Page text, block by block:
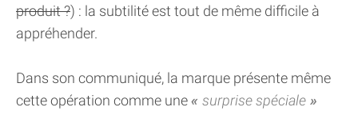
produit ?) : la subtilité est tout de même difficile à
appréhender.
Dans son communiqué, la marque présente même
cette opération comme une
surprise spéciale